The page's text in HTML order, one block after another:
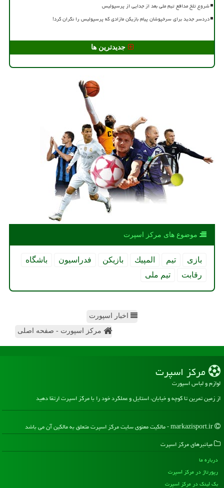
شروع تلخ مدافع تیم ملی بعد از جدایی از پرسپولیس
دردسر جدید برای سرخپوشان پیام بازیکن مازادی که پرسپولیس را نگران کرد!
جدیدترین ها
موضوع های مركز اسپرت
بازی تیم المپیك بازیكن فدراسیون
باشگاه
رقابت
تیم ملی
اخبار اسپورت
مرکز اسپورت - صفحه اصلی
مركز اسپرت
لوازم و لباس اسپورت
از زمین تمرین تا کوچه و خیابان، استایل و عملکرد خود را با مرکز اسپرت ارتقا دهید
میانبرهای مركز اسپرت
درباره ما
رپورتاژ در مركز اسپرت
بک لینک در مركز اسپرت